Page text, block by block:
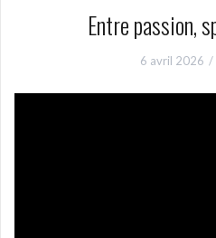
Entre passion,
6 avril 2026